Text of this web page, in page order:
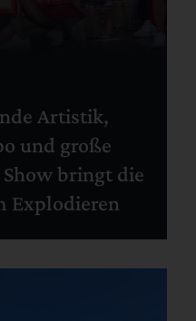
Artistik,
und große
bringt die
Explodieren